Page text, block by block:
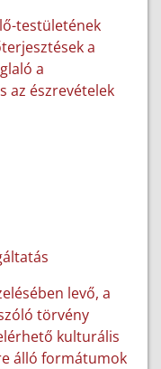
testületének
a
a
az észrevételek
levő, a
törvény
kulturális
álló formátumok